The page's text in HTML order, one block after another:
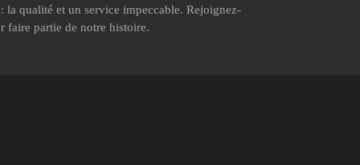
la qualité et un service impeccable. Rejoignez-
faire partie de notre histoire.